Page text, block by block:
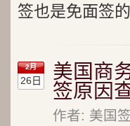
签也是免面签
2月
26日
美国商
签原因
作者: 美国